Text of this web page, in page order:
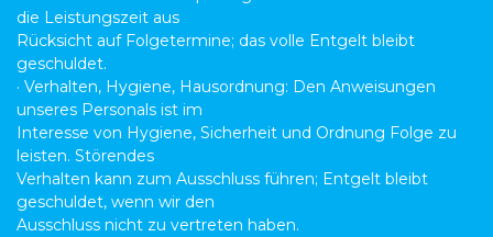
die Leistungszeit aus
Rücksicht auf Folgetermine; das volle Entgelt bleibt
geschuldet.
· Verhalten, Hygiene, Hausordnung: Den Anweisungen
unseres Personals ist im
Interesse von Hygiene, Sicherheit und Ordnung Folge zu
leisten. Störendes
Verhalten kann zum Ausschluss führen; Entgelt bleibt
geschuldet, wenn wir den
Ausschluss nicht zu vertreten haben.